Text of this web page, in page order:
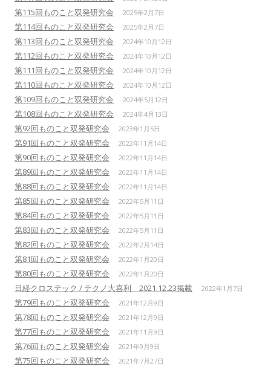
第115回ものこと双発研究会 2025年2月7日
第114回ものこと双発研究会 2025年2月7日
第113回ものこと双発研究会 2024年10月12日
第112回ものこと双発研究会 2024年10月12日
第111回ものこと双発研究会 2024年10月12日
第110回ものこと双発研究会 2024年10月12日
第109回ものこと双発研究会 2024年5月12日
第108回ものこと双発研究会 2024年4月13日
第92回ものこと双発研究会 2023年1月5日
第91回ものこと双発研究会 2022年11月14日
第90回ものこと双発研究会 2022年11月14日
第89回ものこと双発研究会 2022年11月14日
第88回ものこと双発研究会 2022年11月14日
第85回ものこと双発研究会 2022年5月11日
第84回ものこと双発研究会 2022年5月11日
第83回ものこと双発研究会 2022年5月11日
第82回ものこと双発研究会 2022年2月14日
第81回ものこと双発研究会 2022年1月20日
第80回ものこと双発研究会 2022年1月20日
日経クロステック / テクノ大喜利 2021.12.23掲載 2022年1月7日
第79回ものこと双発研究会 2021年12月9日
第78回ものこと双発研究会 2021年12月9日
第77回ものこと双発研究会 2021年11月9日
第76回ものこと双発研究会 2021年9月9日
第75回ものこと双発研究会 2021年7月27日